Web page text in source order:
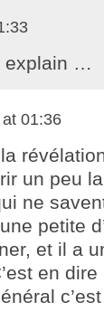
explain …
01:36
un peu la
ne
petite
et il a
en dire